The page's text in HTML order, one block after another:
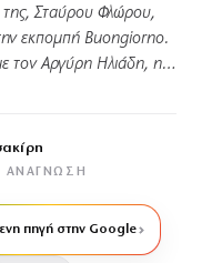
της, Σταύρου Φλώρου,
εκπομπή Buongiorno.
τον Αργύρη Ηλιάδη, η…
ΑΝΆΓΝΩΣΗ
πηγή στην Google